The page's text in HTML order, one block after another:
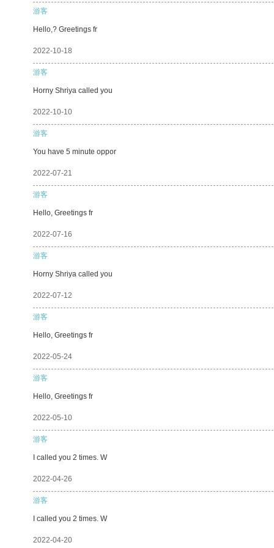
游客
Hello,? Greetings fr
2022-10-18
游客
Horny Shriya called you
2022-10-10
游客
You have 5 minute oppor
2022-07-21
游客
Hello, Greetings fr
2022-07-16
游客
Horny Shriya called you
2022-07-12
游客
Hello, Greetings fr
2022-05-24
游客
Hello, Greetings fr
2022-05-10
游客
I called you 2 times. W
2022-04-26
游客
I called you 2 times. W
2022-04-20